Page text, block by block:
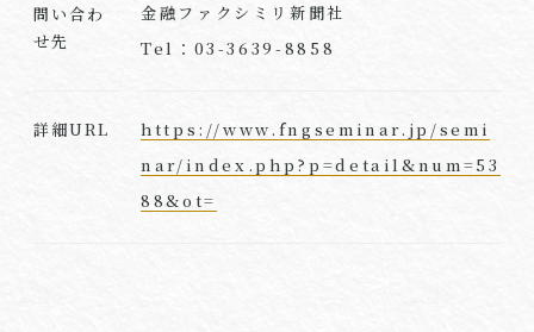
問い合わ
せ先
金融ファクシミリ新聞社
Tel：03-3639-8858
詳細URL
https://www.fngseminar.jp/semi
nar/index.php?p=detail&num=53
88&ot=